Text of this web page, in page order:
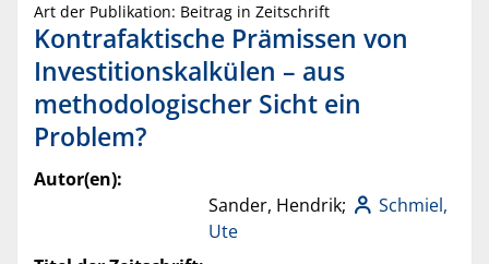
Art der Publikation: Beitrag in Zeitschrift
Kontrafaktische Prämissen von
Investitionskalkülen – aus
methodologischer Sicht ein
Problem?
Autor(en):
Sander, Hendrik;
Schmiel,
Ute